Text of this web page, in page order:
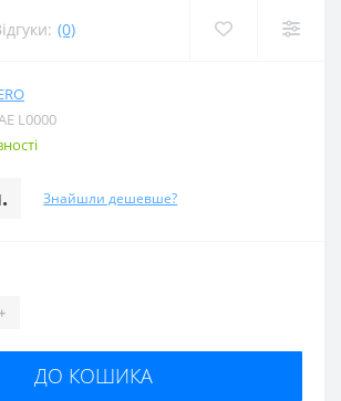
(0)
L0000
Знайшли дешевше?
ДО КОШИКА